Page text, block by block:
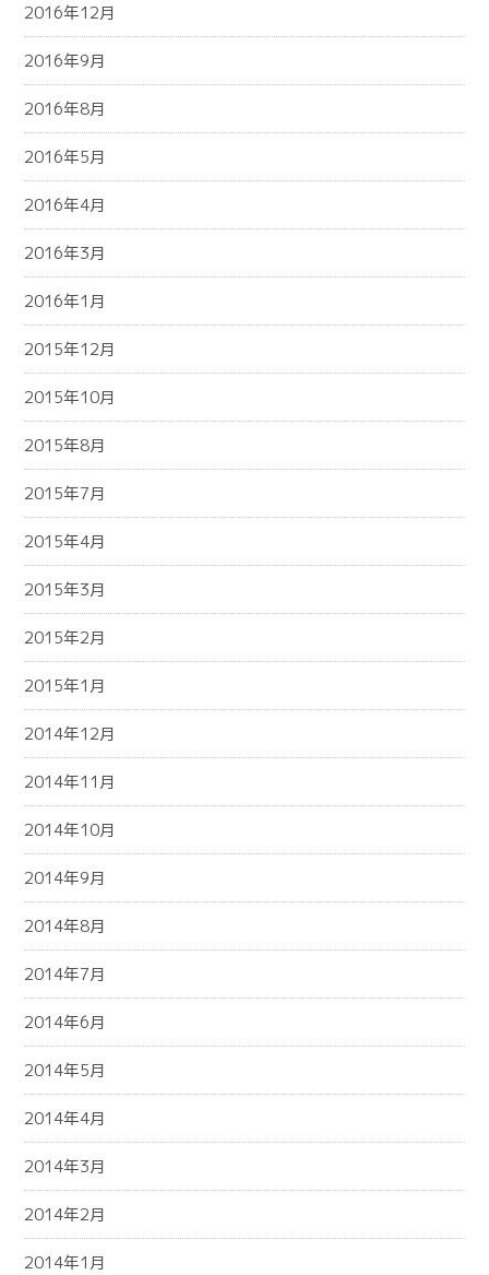
2016年12月
2016年9月
2016年8月
2016年5月
2016年4月
2016年3月
2016年1月
2015年12月
2015年10月
2015年8月
2015年7月
2015年4月
2015年3月
2015年2月
2015年1月
2014年12月
2014年11月
2014年10月
2014年9月
2014年8月
2014年7月
2014年6月
2014年5月
2014年4月
2014年3月
2014年2月
2014年1月